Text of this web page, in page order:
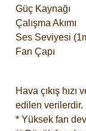
Güç Kaynağı
Çalışma Akımı
Ses Seviyesi
Fan Çapı
Hava çıkış
edilen verilerdir.
* Yüksek fan